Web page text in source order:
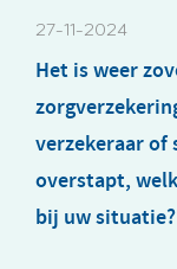
27-11-2024
Het is weer
verzekeraar of
overstapt,
bij uw situatie?